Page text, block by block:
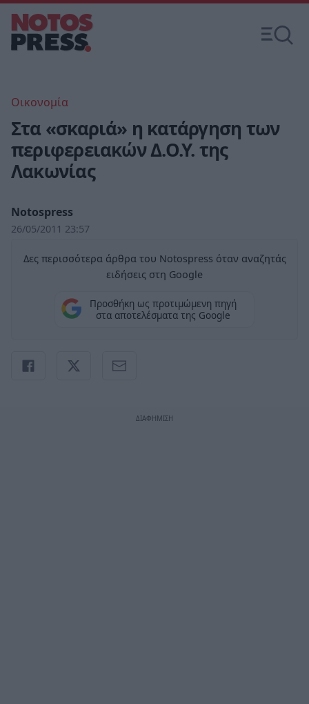
Οικονομία
Στα «σκαριά» η κατάργηση των
περιφερειακών Δ.Ο.Υ. της
Λακωνίας
Notospress
26/05/2011 23:57
Δες περισσότερα άρθρα του Notospress όταν αναζητάς
ειδήσεις στη Google
Προσθήκη ως προτιμώμενη πηγή
στα αποτελέσματα της Google